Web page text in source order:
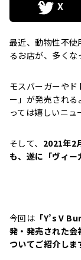
最近、動物性不使
るお店が、多くな
モスバーガーや
ー」が発売される
っては嬉しいニュ
そして、 2021年2
も、遂に「ヴィー
今回は 「Y’s V
発・発売された
ついてご紹介しま